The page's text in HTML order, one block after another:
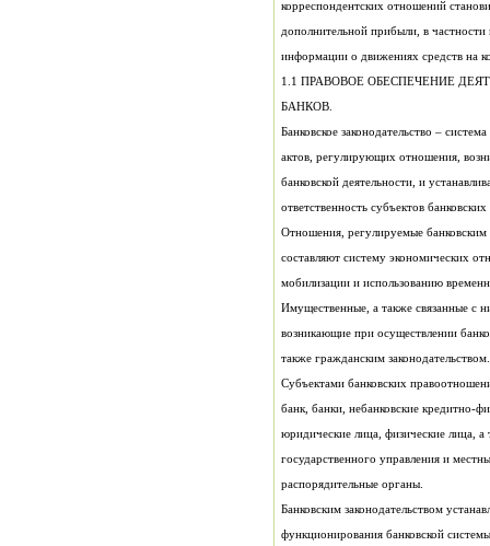
информации о движениях средств на
1.1
БАНКОВ.
ответственность субъектов
возникающие при осуществлении
также гражданским законодательством.
распорядительные органы.